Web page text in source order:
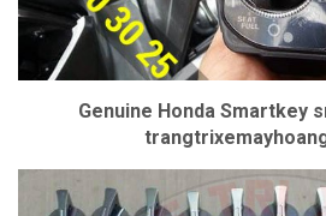
Genuine Honda Smartkey